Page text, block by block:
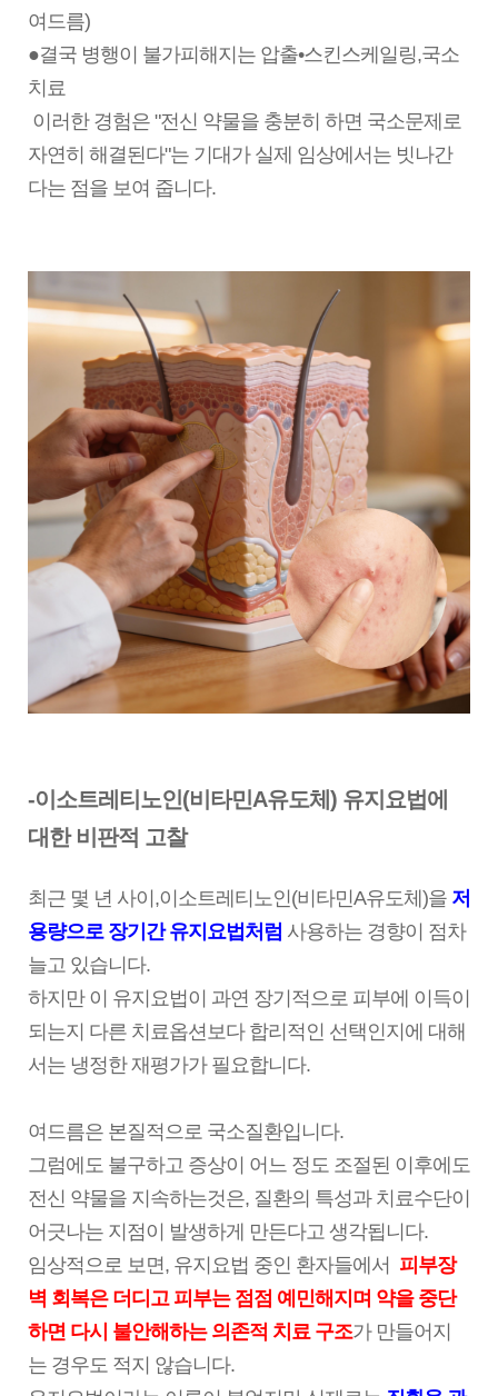
여드름)
●결국 병행이 불가피해지는 압출•스킨스케일링,국소
치료
이러한 경험은 "전신 약물을 충분히 하면 국소문제로
자연히 해결된다"는 기대가 실제 임상에서는 빗나간
다는 점을 보여 줍니다.
-이소트레티노인(비타민A유도체) 유지요법에
대한 비판적 고찰
최근 몇 년 사이,이소트레티노인(비타민A유도체)을 저
용량으로 장기간 유지요법처럼 사용하는 경향이 점차
늘고 있습니다.
하지만 이 유지요법이 과연 장기적으로 피부에 이득이
되는지 다른 치료옵션보다 합리적인 선택인지에 대해
서는 냉정한 재평가가 필요합니다.
여드름은 본질적으로 국소질환입니다.
그럼에도 불구하고 증상이 어느 정도 조절된 이후에도
전신 약물을 지속하는것은, 질환의 특성과 치료수단이
어긋나는 지점이 발생하게 만든다고 생각됩니다.
임상적으로 보면, 유지요법 중인 환자들에서 피부장
벽 회복은 더디고 피부는 점점 예민해지며 약을 중단
하면 다시 불안해하는 의존적 치료 구조가 만들어지
는 경우도 적지 않습니다.